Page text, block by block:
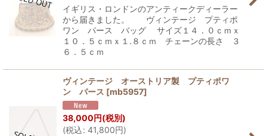
イギリス・ロンドンのアンティークディーラー
から届きました。 ヴィンテージ プティポ
ワン パース バッグ サイズ１４．０ｃｍｘ
１０．５ｃｍｘ１.８ｃｍ チェーンの長さ ３
６．５ｃｍ
ヴィンテージ オーストリア製 プティポワ
ン パース [mb5957]
38,000円(税別)
(税込: 41,800円)